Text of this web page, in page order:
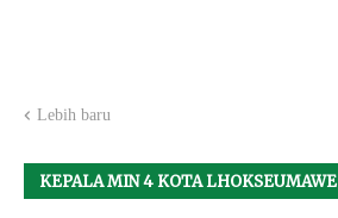
Lebih baru
KEPALA MIN 4 KOTA LHOKSEUMAWE